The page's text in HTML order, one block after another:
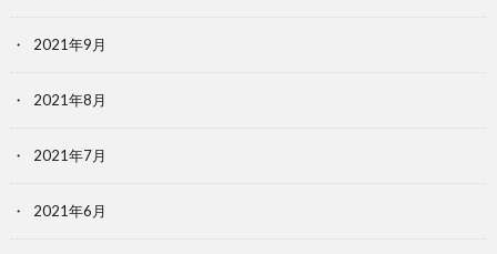
2021年9月
2021年8月
2021年7月
2021年6月